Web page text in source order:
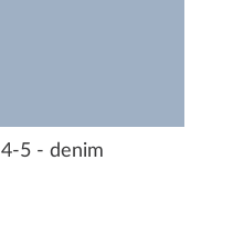
4-5 - denim